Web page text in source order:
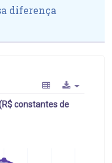
diferença
constantes de